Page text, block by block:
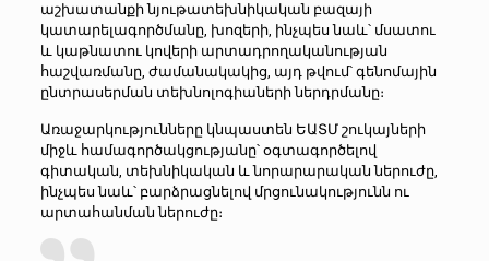
աշխատանքի նյութատեխնիկական բազայի
կատարելագործմանը, խոզերի, ինչպես նաև՝ մսատու
և կաթնատու կովերի արտադրողականության
հաշվառմանը, ժամանակակից, այդ թվում՝ գենոմային
ընտրասերման տեխնոլոգիաների ներդրմանը։
Առաջարկությունները կնպաստեն ԵԱՏՄ շուկայների
միջև համագործակցությանը՝ օգտագործելով
գիտական, տեխնիկական և նորարարական ներուժը,
ինչպես նաև՝ բարձրացնելով մրցունակությունն ու
արտահանման ներուժը։